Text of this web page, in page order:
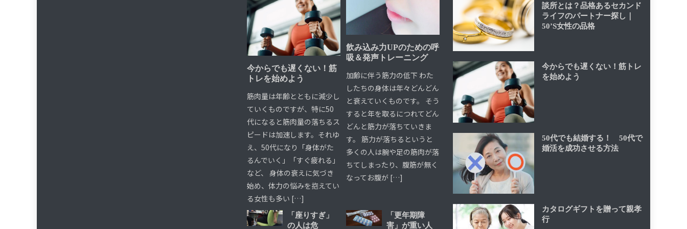
今からでも遅くない！筋
トレを始めよう
筋肉量は年齢とともに減少し
ていくものですが、特に50
代になると筋肉量の落ちるス
ピードは加速します。それゆ
え、50代になり「身体がた
るんでいく」「すぐ疲れる」
など、 身体の衰えに気づき
始め、体力の悩みを抱えてい
る女性も多い […]
飲み込み力UPのための呼
吸＆発声トレーニング
加齢に伴う筋力の低下 わた
したちの身体は年々どんどん
と衰えていくものです。 そう
すると年を取るにつれてどん
どんと筋力が落ちていきま
す。 筋力が落ちるというと
多くの人は腕や足の筋肉が落
ちてしまったり、腹筋が無く
なってお腹が […]
「座りすぎ」
の人は危
「更年期障
害」が重い人
談所とは？品格あるセカンド
ライフのパートナー探し｜
50’S女性の品格
今からでも遅くない！筋トレ
を始めよう
50代でも結婚する！ 50代で
婚活を成功させる方法
カタログギフトを贈って親孝
行